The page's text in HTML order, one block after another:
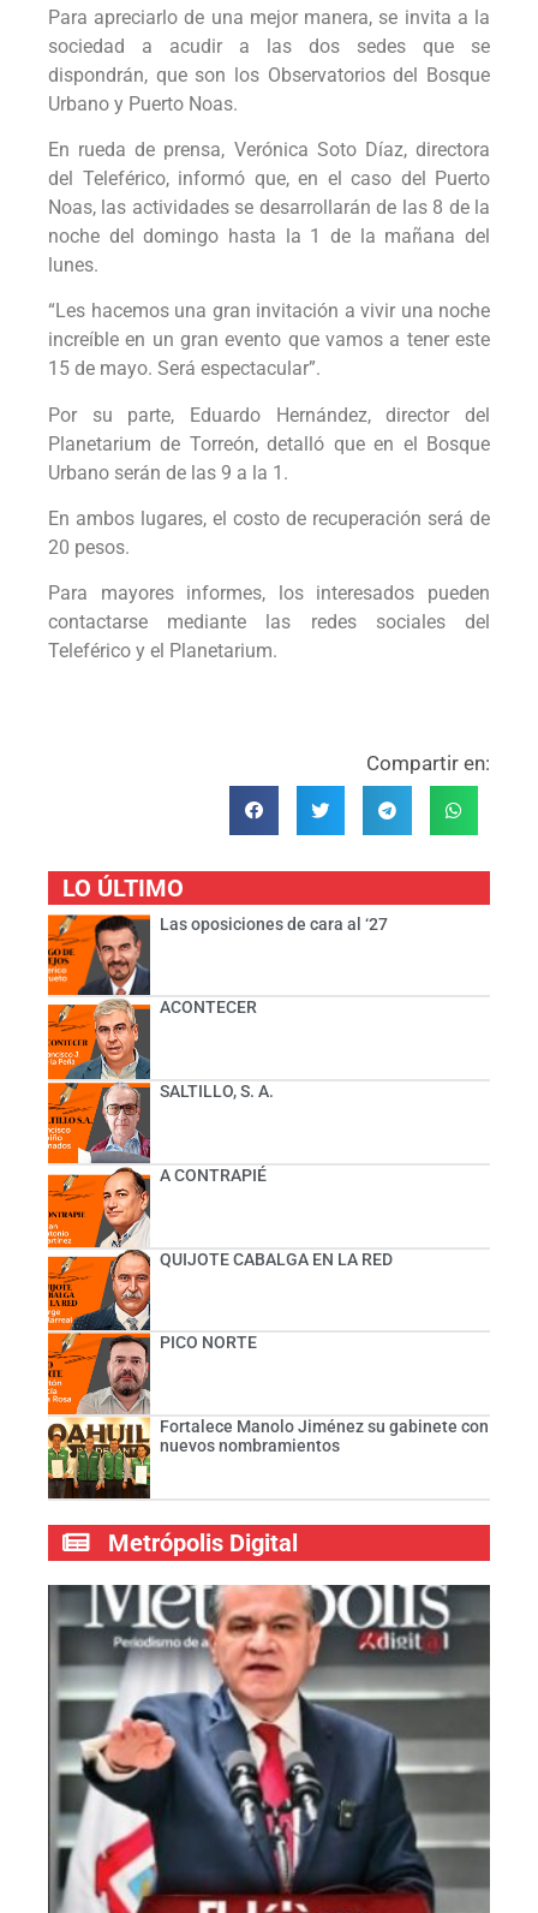
Para apreciarlo de una mejor manera, se invita a la
sociedad a acudir a las dos sedes que se
dispondrán, que son los Observatorios del Bosque
Urbano y Puerto Noas.
En rueda de prensa, Verónica Soto Díaz, directora
del Teleférico, informó que, en el caso del Puerto
Noas, las actividades se desarrollarán de las 8 de la
noche del domingo hasta la 1 de la mañana del
lunes.
“Les hacemos una gran invitación a vivir una noche
increíble en un gran evento que vamos a tener este
15 de mayo. Será espectacular”.
Por su parte, Eduardo Hernández, director del
Planetarium de Torreón, detalló que en el Bosque
Urbano serán de las 9 a la 1.
En ambos lugares, el costo de recuperación será de
20 pesos.
Para mayores informes, los interesados pueden
contactarse mediante las redes sociales del
Teleférico y el Planetarium.
Compartir en:
LO ÚLTIMO
Las oposiciones de cara al ‘27
ACONTECER
SALTILLO, S. A.
A CONTRAPIÉ
QUIJOTE CABALGA EN LA RED
PICO NORTE
Fortalece Manolo Jiménez su gabinete con
nuevos nombramientos
Metrópolis Digital